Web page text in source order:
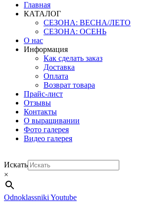
Главная
КАТАЛОГ
СЕЗОНА: ВЕСНА/ЛЕТО
СЕЗОНА: ОСЕНЬ
О нас
Информация
Как сделать заказ
Доставка
Оплата
Возврат товара
Прайс-лист
Отзывы
Контакты
О выращивании
Фото галерея
Видео галерея
Искать
×
Odnoklassniki Youtube